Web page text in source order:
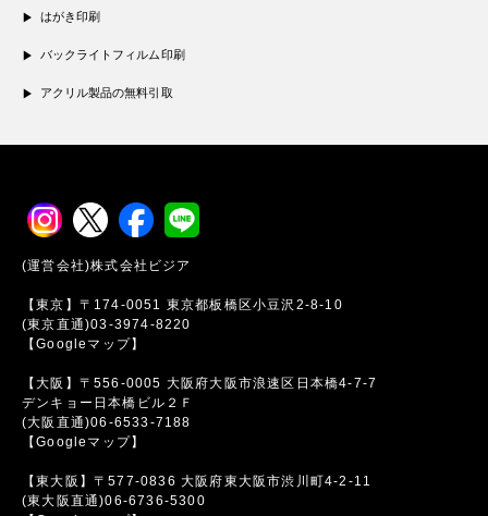
はがき印刷
バックライトフィルム印刷
アクリル製品の無料引取
(運営会社)株式会社ビジア
【東京】〒174-0051 東京都板橋区小豆沢2-8-10
(東京直通)03-3974-8220
【Googleマップ】
【大阪】〒556-0005 大阪府大阪市浪速区日本橋4-7-7
デンキョー日本橋ビル２Ｆ
(大阪直通)06-6533-7188
【Googleマップ】
【東大阪】〒577-0836 大阪府東大阪市渋川町4-2-11
(東大阪直通)06-6736-5300